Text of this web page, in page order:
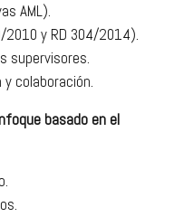
AML).
2010 y RD 304/2014).
supervisores.
colaboración.
basado en el